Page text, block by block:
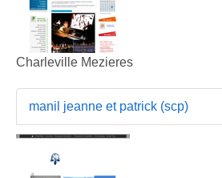
Charleville Mezieres
manil jeanne et patrick (scp)